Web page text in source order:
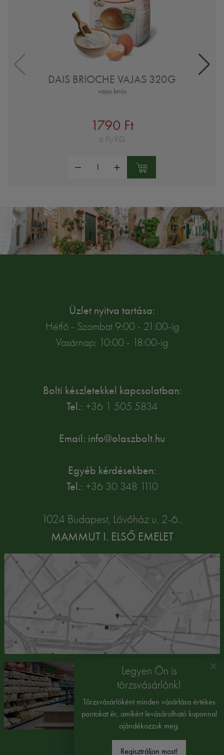
DAIS BRIOCHE VAJAS 320G
vajas briós
1790 Ft
6 Ft/KG
Üzlet nyitva tartása:
Hétfő - Szombat 9:00 - 21:00-ig
Vasárnap: 10:00 - 18:00-ig
Bolti készletekkel kapcsolatban:
Tel.: +36 1 505 5834
Email: info@olaszbolt.hu
Egyéb kérdésekben:
Tel.: +36 30 348 1110
1024 Budapest, Lövőház u. 2-6.,
MAMMUT I. ELSŐ EMELET
×
Legyen Ön is
törzsvásárlónk!
Törzsvásárlóként minden vásárlása értékes
pontokat ér, amikért levásárolható kuponnal
ajándékozzuk meg.
Regisztráljon most!